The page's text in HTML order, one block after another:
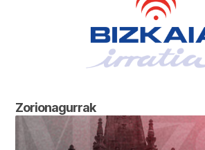
Zorionagurrak